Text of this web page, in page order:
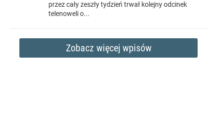
przez cały zeszły tydzień trwał kolejny odcinek
telenoweli o...
Zobacz więcej wpisów